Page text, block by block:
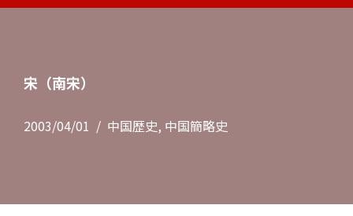
ス
宋（南宋）
2003/04/01 中国歴史, 中国簡略史